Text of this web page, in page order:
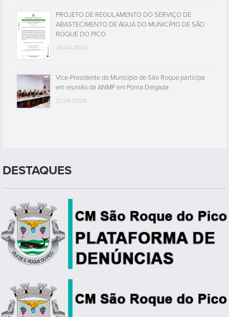
PROJETO DE REGULAMENTO DO SERVIÇO DE
ABASTECIMENTO DE ÁGUA DO MUNICÍPIO DE SÃO
ROQUE DO PICO
28-04-2026
Vice-Presidente do Município de São Roque participa
em reunião da ANMP em Ponta Delgada
21-04-2026
DESTAQUES